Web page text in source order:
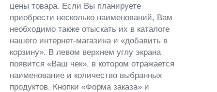
цены товара. Если Вы планируете
приобрести несколько наименований, Вам
необходимо также отыскать их в каталоге
нашего интернет-магазина и «добавить в
корзину». В левом верхнем углу экрана
появится «Ваш чек», в котором отражается
наименование и количество выбранных
продуктов. Кнопки «Форма заказа» и